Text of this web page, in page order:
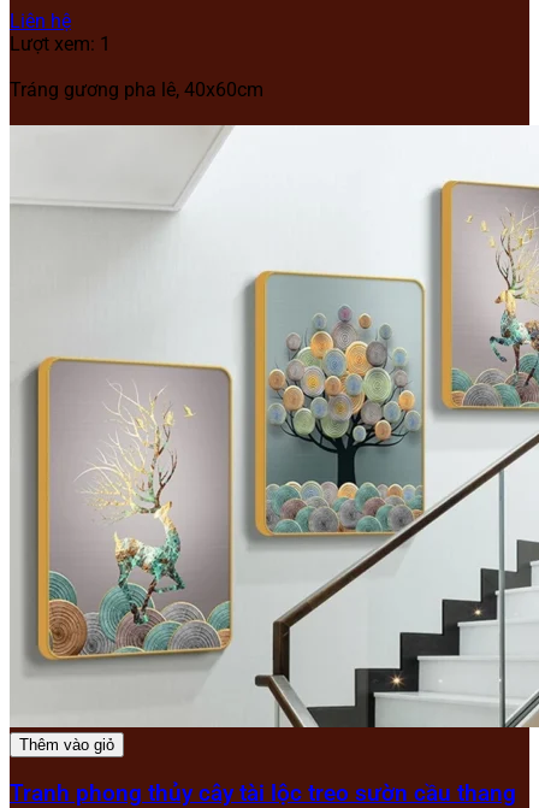
Liên hệ
Lượt xem: 1
Tráng gương pha lê, 40x60cm
Thêm vào giỏ
Tranh phong thủy cây tài lộc treo sườn cầu thang